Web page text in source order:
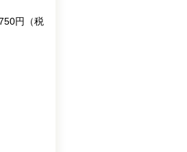
円（税